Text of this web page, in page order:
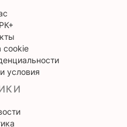
cookie
условия